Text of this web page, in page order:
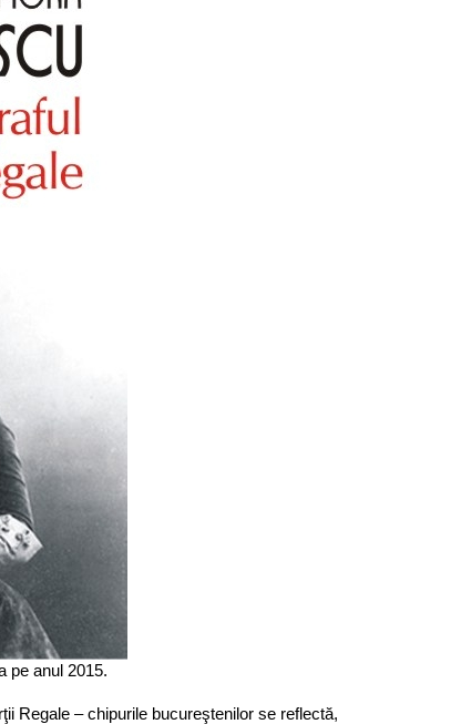
pe anul 2015.
Regale – chipurile bucureştenilor se reflectă,